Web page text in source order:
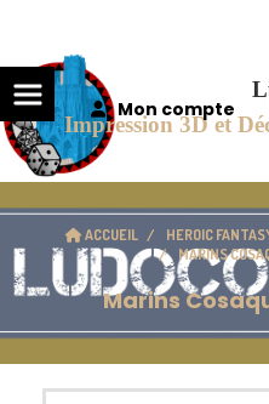
Impression 3D et
Mon compte
ACCUEIL HEROIC
MARINS
Marins